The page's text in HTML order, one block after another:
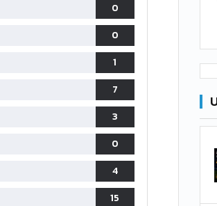
0
0
1
7
3
0
4
15